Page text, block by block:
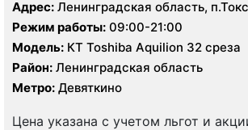
Адрес: Ленинградская область,
Буланова, д. 18
Режим работы: 09:00-21:00
Модель: КТ Toshiba Aquilion 32 среза
Район: Ленинградская область
Метро: Девяткино
Цена указана с учетом льгот и